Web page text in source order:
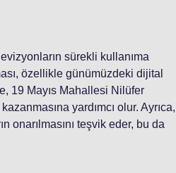
sürekli kullanıma
özellikle günümüzdeki dijital
19 Mayıs Mahallesi Nilüfer
yardımcı olur. Ayrıca,
onarılmasını teşvik eder, bu da